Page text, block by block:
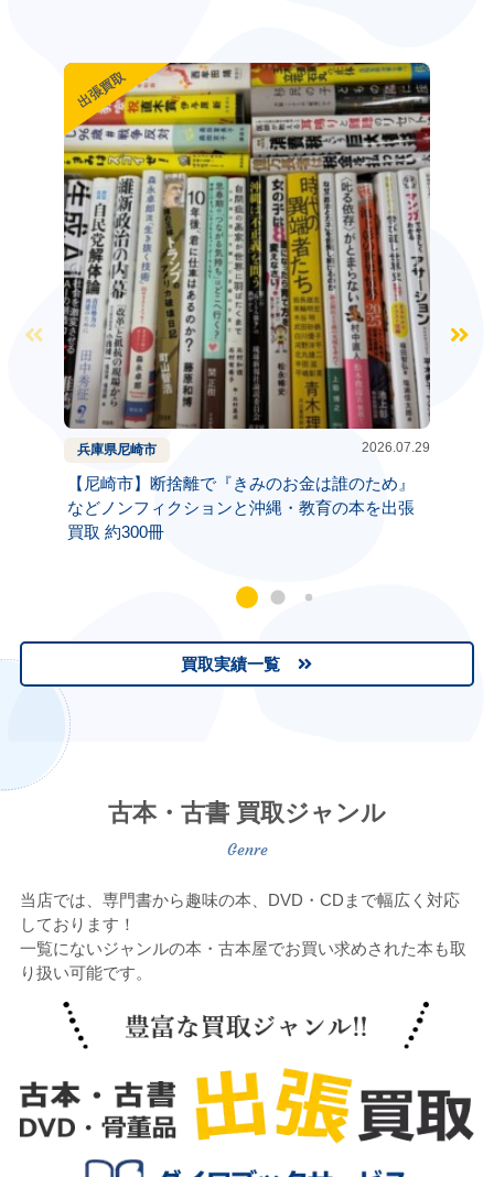
兵庫県尼崎市 2026.07.29
【尼崎市】断捨離で『きみのお金は誰のため』
などノンフィクションと沖縄・教育の本を出張
買取 約300冊
出張買取
買取実績一覧
古本・古書 買取ジャンル
当店では、専門書から趣味の本、DVD・CDまで幅広く対応
しております！
一覧にないジャンルの本・古本屋でお買い求めされた本も取
り扱い可能です。